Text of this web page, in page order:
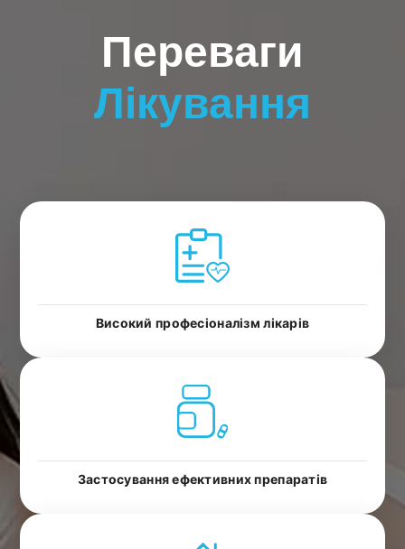
Переваги
Лікування
Високий професіоналізм лікарів
Застосування ефективних препаратів